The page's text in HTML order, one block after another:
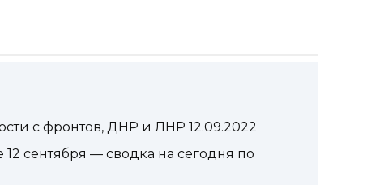
с фронтов, ДНР и ЛНР 12.09.2022
сентября — сводка на сегодня по